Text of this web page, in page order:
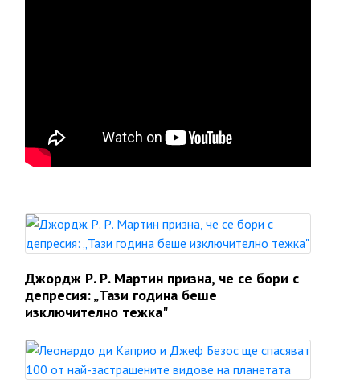
Джордж Р. Р. Мартин призна, че се бори с
депресия: „Тази година беше
изключително тежка"